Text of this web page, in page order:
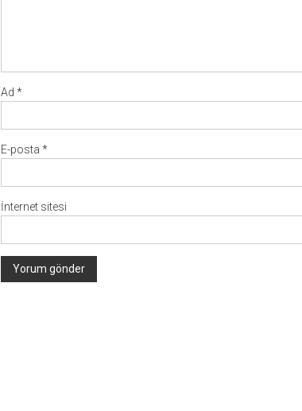
Ad *
E-posta *
İnternet sitesi